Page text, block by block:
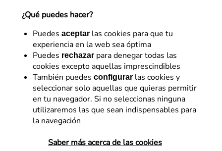
¿Qué puedes hacer?
Puedes aceptar las cookies para que tu
experiencia en la web sea óptima
Puedes rechazar para denegar todas las
cookies excepto aquellas imprescindibles
También puedes configurar las cookies y
seleccionar solo aquellas que quieras permitir
en tu navegador. Si no seleccionas ninguna
utilizaremos las que sean indispensables para
la navegación
Saber más acerca de las cookies
Daniel Gil
19 de enero de 2022
En el siguiente cuadro vamos a resumir los rasgos
característicosde cada una de ellas y más adelante
nos detendremos un poco más en cada una.
Actividad Descripción